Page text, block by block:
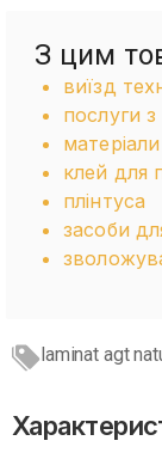
З цим
виїзд
послуги
клей для
плінтуса
засоби
laminat agt